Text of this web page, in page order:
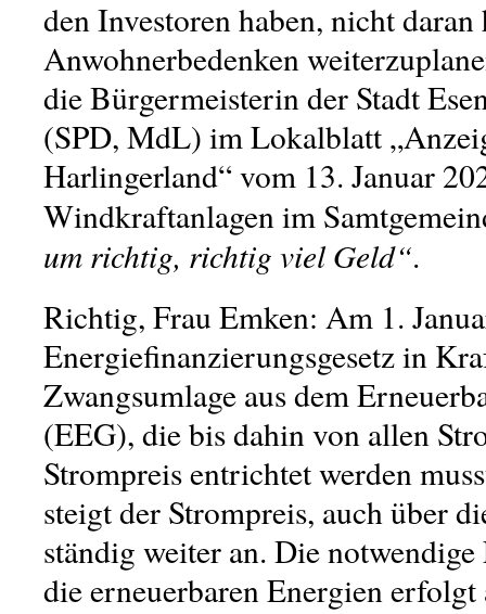
den Investoren haben, nicht
Anwohnerbedenken
die Bürgermeisterin der Stadt
(SPD, MdL) im Lokalblatt
Harlingerland“ vom 13. Januar
Windkraftanlagen im
um richtig, richtig viel Geld“.
Richtig, Frau Emken: Am 1.
Energiefinanzierungsgesetzin
Zwangsumlage aus dem
(EEG), die bis dahin von allen
Strompreis entrichtet werden
steigt der Strompreis, auch über
ständig weiter an. Die
die erneuerbaren Energien erfolgt